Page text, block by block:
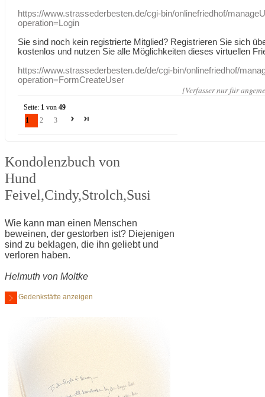
https://www.strassederbesten.de/cgi-bin/onlinefriedhof/
operation=Login
Sie sind noch kein registrierte Mitglied? Registrieren Sie sich
kostenlos und nutzen Sie alle Möglichkeiten dieses virtuellen
https://www.strassederbesten.de/de/cgi-bin/onlinefriedhof/
operation=FormCreateUser
[Verfasser nur für
Seite: 1 von49
1
2 3
Kondolenzbuch von
Hund
Feivel,Cindy,Strolch,Susi
Wie kann man einen Menschen
beweinen, der gestorben ist? Diejenigen
sind zu beklagen, die ihn geliebt und
verloren haben.
Helmuth von Moltke
Gedenkstätte anzeigen